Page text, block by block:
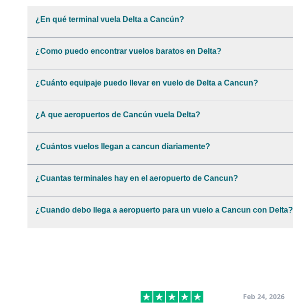
¿En qué terminal vuela Delta a Cancún?
¿Como puedo encontrar vuelos baratos en Delta?
¿Cuánto equipaje puedo llevar en vuelo de Delta a Cancun?
¿A que aeropuertos de Cancún vuela Delta?
¿Cuántos vuelos llegan a cancun diariamente?
¿Cuantas terminales hay en el aeropuerto de Cancun?
¿Cuando debo llega a aeropuerto para un vuelo a Cancun con Delta?
Feb 24, 2026